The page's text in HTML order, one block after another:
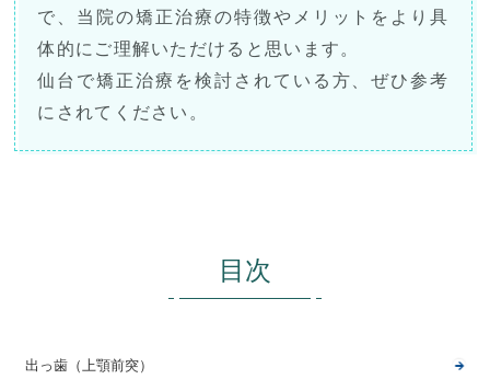
で、当院の矯正治療の特徴やメリットをより具
体的にご理解いただけると思います。
仙台で矯正治療を検討されている方、ぜひ参考
にされてください。
目次
出っ歯（上顎前突）